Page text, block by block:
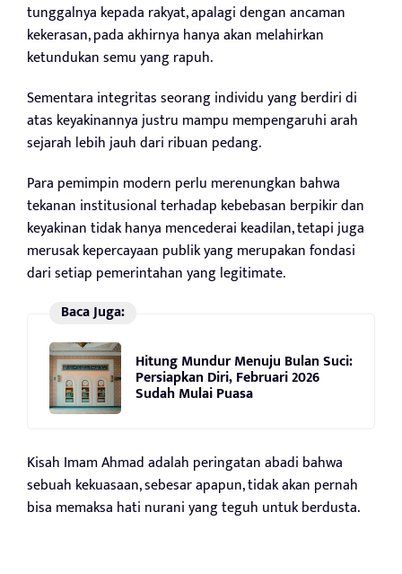
tunggalnya kepada rakyat, apalagi dengan ancaman
kekerasan, pada akhirnya hanya akan melahirkan
ketundukan semu yang rapuh.
Sementara integritas seorang individu yang berdiri di
atas keyakinannya justru mampu mempengaruhi arah
sejarah lebih jauh dari ribuan pedang.
Para pemimpin modern perlu merenungkan bahwa
tekanan institusional terhadap kebebasan berpikir dan
keyakinan tidak hanya mencederai keadilan, tetapi juga
merusak kepercayaan publik yang merupakan fondasi
dari setiap pemerintahan yang legitimate.
Baca Juga:
Hitung Mundur Menuju Bulan Suci:
Persiapkan Diri, Februari 2026
Sudah Mulai Puasa
Kisah Imam Ahmad adalah peringatan abadi bahwa
sebuah kekuasaan, sebesar apapun, tidak akan pernah
bisa memaksa hati nurani yang teguh untuk berdusta.